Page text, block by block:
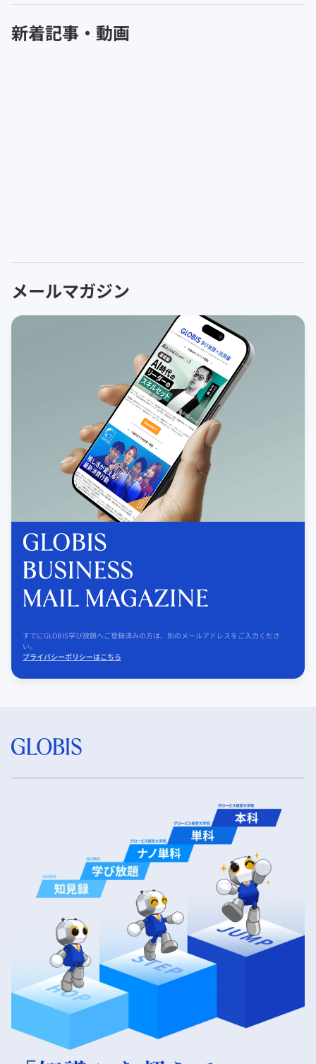
新着記事・動画
メールマガジン
すでにGLOBIS学び放題へご登録済みの方は、別のメールアドレスをご入力くださ
い。
プライバシーポリシーはこちら